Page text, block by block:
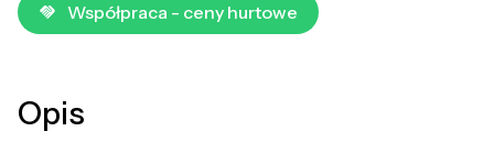
Współpraca - ceny hurtowe
Opis